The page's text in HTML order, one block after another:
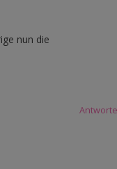
nun die